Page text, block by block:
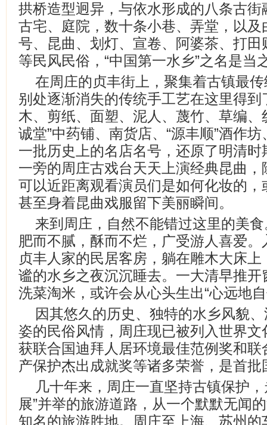
拱桥造型迥异，与依水形成的八条古
古宅、庭院，数十条小巷、弄堂，以
号、昆曲、划灯、宣卷、阿婆茶、打
等民风民俗，“中国第一水乡”之名是当
在周庄的贞丰街上，聚集着古镇最
别处逐渐消失的传统手工艺在这里得
木、剪纸、面塑、泥人、蔑竹、草编、
诚堂”中药铺、南货店、“源丰顺”酒作
一批历史上的名店名号，还原了明清
一旁的周庄古戏台天天上演经典昆曲
可以近距离观看演员们是如何化妆的
甚至身着昆曲戏服留下美丽瞬间。
来到周庄，自然不能错过这里的美
肥而不腻，酥而不烂，广受游人喜爱
贞丰人家的民居客房，躺在雕木大床
谧的水乡之夜沉沉睡去。一大清早推
洗菜淘米，或许会从心头生出“心远地
因其悠久的历史、独特的水乡风貌
姿的民俗风情，周庄现已被列入世界
获联合国迪拜人居环境最佳范例奖和
产保护杰出成就奖等诸多荣誉，是首
几十年来，周庄一直坚持古镇保护
展”并举的旅游道路，从一个默默无闻
知名的旅游胜地。周庄至上海、苏州